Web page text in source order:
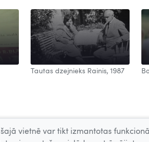
Tautas dzejnieks Rainis, 1987
vietnē var tikt izmantotas